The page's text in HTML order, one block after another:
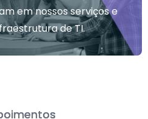
em nossos serviços e
de TI.